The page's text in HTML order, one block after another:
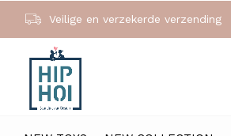
Veilige en verzekerde verzending